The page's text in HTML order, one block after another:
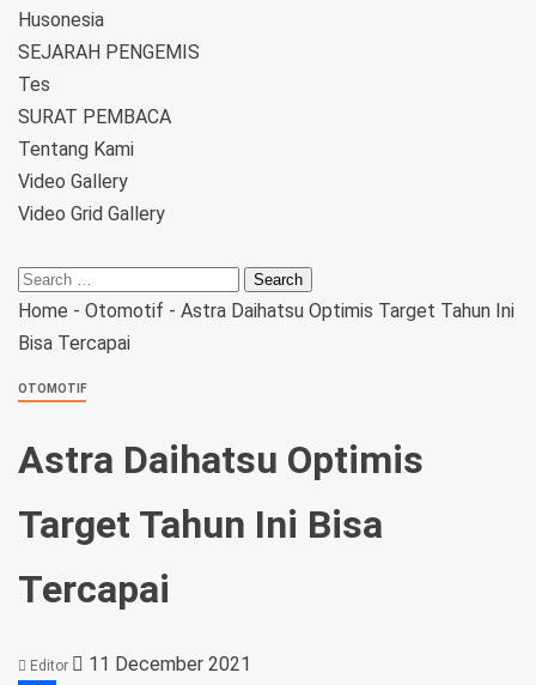
Husonesia
SEJARAH PENGEMIS
Tes
SURAT PEMBACA
Tentang Kami
Video Gallery
Video Grid Gallery
Home - Otomotif - Astra Daihatsu Optimis Target Tahun Ini
Bisa Tercapai
OTOMOTIF
Astra Daihatsu Optimis
Target Tahun Ini Bisa
Tercapai
Editor 11 December 2021